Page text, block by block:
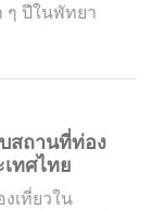
ๆ ปีในพัทยา
บสถานที่ท่อง
ทศไทย
เที่ยวใน